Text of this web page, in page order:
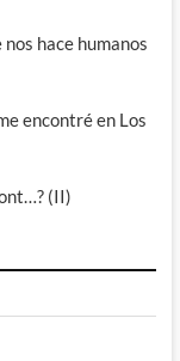
hace humanos
encontré en Los
(II)